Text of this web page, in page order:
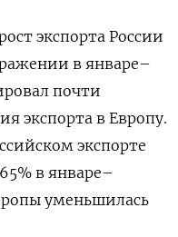
экспорта России
в январе–
почти
экспорта в Европу.
экспорте
в январе–
уменьшилась